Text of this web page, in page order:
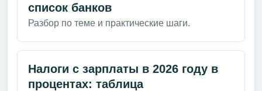
список банков
Разбор по теме и практические шаги.
Налоги с зарплаты в 2026 году в
процентах: таблица